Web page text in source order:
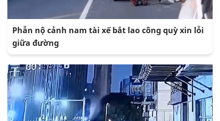
Phẫn nộ cảnh nam tài xế bắt lao công quỳ xin lỗi
giữa đường